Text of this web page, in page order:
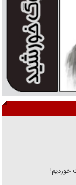
خوردیم!